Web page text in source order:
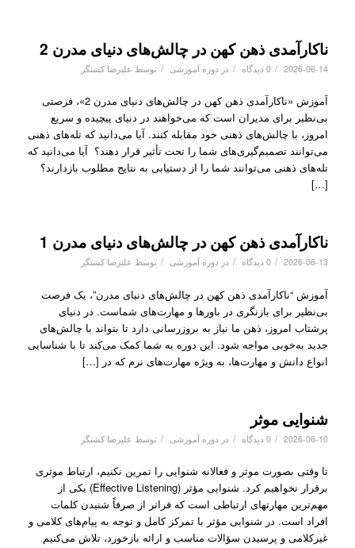
ناکارآمدی ذهن کهن در چالش‌های دنیای مدرن 2
2026-06-14
/ 0 دیدگاه / در دوره آموزشی / توسط علیرضا کشتگر
آموزش «ناکارآمدی ذهن کهن در چالش‌های دنیای مدرن 2»، فرصتی
بی‌نظیر برای مدیران است که می‌خواهند در دنیای پیچیده و سریع
امروز، با چالش‌های ذهنی خود مقابله کنند. آیا می‌دانید که تله‌های ذهنی
می‌توانند تصمیم‌گیری‌های شما را تحت تأثیر قرار دهند؟ آیا می‌دانید که
تله‌های ذهنی می‌توانند شما را از دستیابی به نتایج مطلوب بازدارند؟
[…]
ناکارآمدی ذهن کهن در چالش‌های دنیای مدرن 1
2026-06-13
/ 0 دیدگاه / در دوره آموزشی / توسط علیرضا کشتگر
آموزش “ناکارآمدی ذهن کهن در چالش‌های دنیای مدرن”، یک فرصت
بی‌نظیر برای بازنگری در باورها و مهارت‌های شماست. در دنیای
پرشتاب امروز، ذهن ما نیاز به بروزرسانی دارد تا بتواند با چالش‌های
جدید به‌خوبی مواجه شود. این دوره به شما کمک می‌کند تا با شناسایی
انواع دانش و مهارت‌ها، به ویژه مهارت‌های نرم که در […]
شنوایی موثر
2026-06-10
/ 0 دیدگاه / در دوره آموزشی / توسط علیرضا کشتگر
تا وقتی بصورت موثر و فعالانه شنوایی را تمرین نکنیم، ارتباط موثری
برقرار نخواهیم کرد. شنوایی مؤثر (Effective Listening) یکی از
مهم‌ترین مهارتهای ارتباطی است که فراتر از صرفاً شنیدن کلمات
افراد است. در شنوایی مؤثر با تمرکز کامل و توجه به پیام‌های کلامی و
غیرکلامی و پرسیدن سؤالات مناسب و ارائه بازخورد، تلاش می‌کنیم